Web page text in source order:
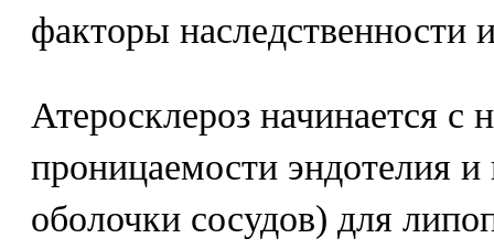
факторы наследственности
Атеросклероз начинается с
проницаемости эндотелия
оболочки сосудов) для